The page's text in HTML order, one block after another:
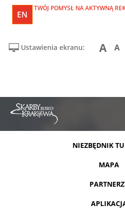
EN
TWÓJ POMYSŁ NA AKTYWNĄ
Ustawienia ekranu: A A
NIEZBĘDNIK
MAPA